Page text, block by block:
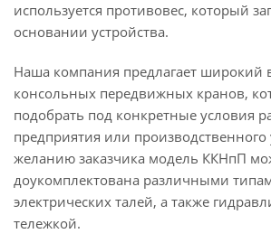
используется противовес, который
основании устройства.
Наша компания предлагает широкий
консольных передвижных кранов,
подобрать под конкретные условия
предприятия или производственного
желанию заказчика модель ККНпП
доукомплектована различными
электрических талей, а также
тележкой.